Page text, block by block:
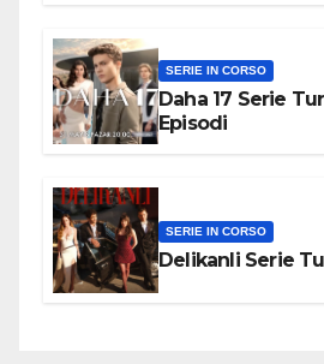
SERIE IN CORSO
Daha 17 Serie
Episodi
SERIE IN CORSO
Delikanli Serie